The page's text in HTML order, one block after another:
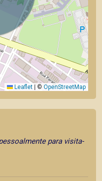
Leaflet © OpenStreetMap
para visita-